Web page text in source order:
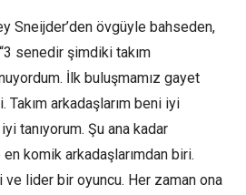
Sneijder’den övgüyle bahseden,
“3 senedir şimdiki takım
İlk buluşmamız gayet
Takım arkadaşlarım beni iyi
tanıyorum. Şu ana kadar
komik arkadaşlarımdan biri.
lider bir oyuncu. Her zaman ona